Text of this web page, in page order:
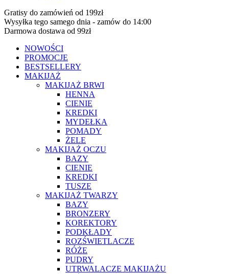
Gratisy do zamówień od 199zł
Wysyłka tego samego dnia - zamów do 14:00
Darmowa dostawa od 99zł
NOWOŚCI
PROMOCJE
BESTSELLERY
MAKIJAŻ
MAKIJAŻ BRWI
HENNA
CIENIE
KREDKI
MYDEŁKA
POMADY
ŻELE
MAKIJAŻ OCZU
BAZY
CIENIE
KREDKI
TUSZE
MAKIJAŻ TWARZY
BAZY
BRONZERY
KOREKTORY
PODKŁADY
ROZŚWIETLACZE
RÓŻE
PUDRY
UTRWALACZE MAKIJAŻU